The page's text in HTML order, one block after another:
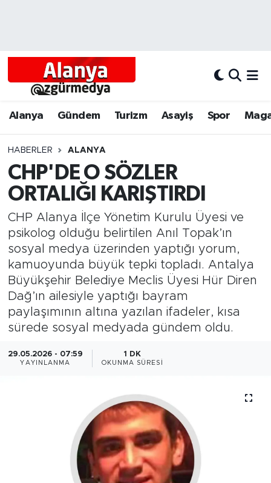
Alanya Gündem Turizm Asayiş Spor
HABERLER ALANYA
CHP'DE O SÖZLER
ORTALIĞI KARIŞTIRDI
CHP Alanya İlçe Yönetim Kurulu Üyesi ve
psikolog olduğu belirtilen Anıl Topak’ın
sosyal medya üzerinden yaptığı yorum,
kamuoyunda büyük tepki topladı. Antalya
Büyükşehir Belediye Meclis Üyesi Hür Diren
Dağ’ın ailesiyle yaptığı bayram
paylaşımının altına yazılan ifadeler, kısa
sürede sosyal medyada gündem oldu.
29.05.2026 - 07:59
YAYINLANMA
1 DK
OKUNMA SÜRESI
Alanyum
Bölgesel
Dünya
Eğitim
Ekonomi
Gazipaşa
Güncel
Gündem
Kültür-Sanat
Siyaset
Alanya Hava Durumu
Tüm Manşetler
Son Dakika Haberleri
Haber Arşivi